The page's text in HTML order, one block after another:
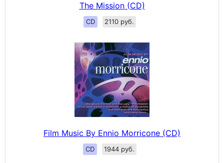
The Mission (CD)
CD 2110 руб.
Film Music By Ennio Morricone (CD)
CD 1944 руб.